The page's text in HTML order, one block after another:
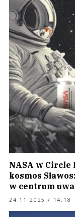
NASA w
kosmos
w centrum
24.11.2025 / 14:18